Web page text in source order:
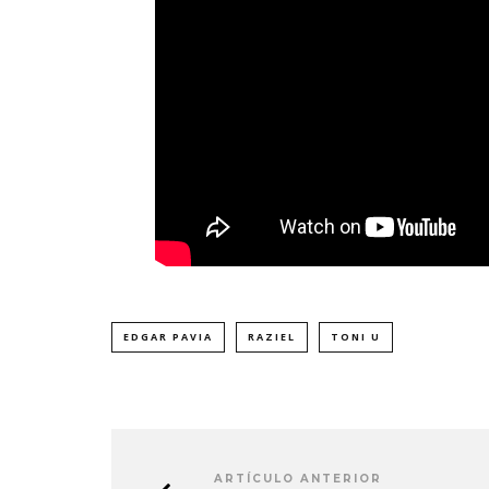
EDGAR PAVIA RAZIEL TONI U
ARTÍCULO ANTERIOR